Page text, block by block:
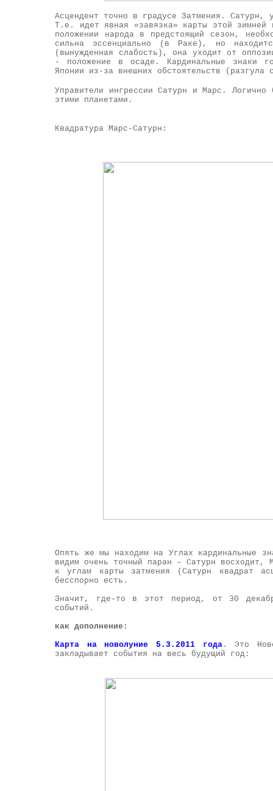
Асцендент точно в градусе Затмения. Сатурн,
Т.е. идет явная «завязка» карты этой
положении народа в предстоящий сезон,
сильна эссенциально (в Раке), но
(вынужденная слабость), она уходит от
- положение в осаде. Кардинальные знаки
Японии из-за внешних обстоятельств (разгула
Управители ингрессии Сатурн и Марс.
этими планетами.
Квадратура Марс-Сатурн:
Опять же мы находим на Углах кардинальные
видим очень точный паран – Сатурн восходит,
к углам карты затмения (Сатурн квадрат
бесспорно есть.
Значит, где-то в этот период, от 30
событий.
как дополнение:
Карта на новолуние 5.3.2011 года.Это
закладывает события на весь будущий год: